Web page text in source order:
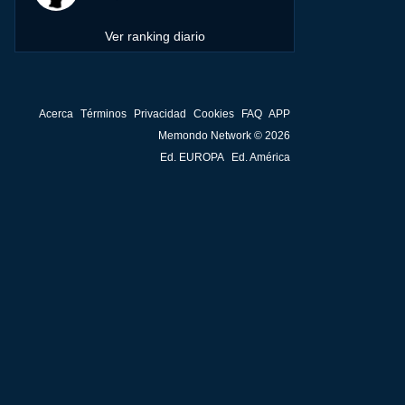
Ver ranking diario
Acerca Términos Privacidad Cookies FAQ APP
Memondo Network © 2026
Ed. EUROPA
Ed. América